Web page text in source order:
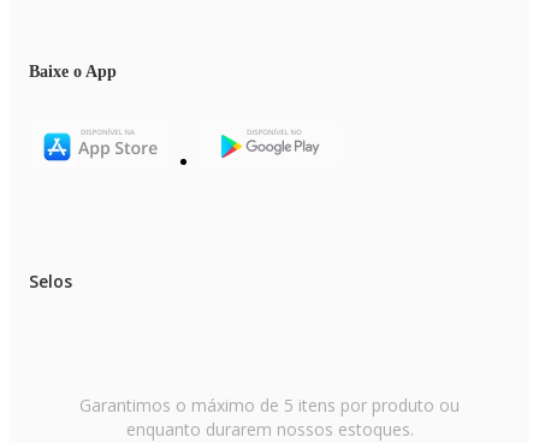
Baixe o App
Selos
Garantimos o máximo de 5 itens por produto ou
enquanto durarem nossos estoques.